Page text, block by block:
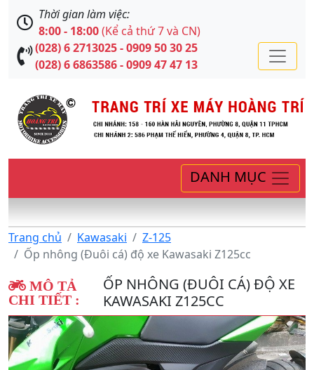
Thời gian làm việc:
8:00 - 18:00(Kể cả thứ 7 và CN)
(028) 6 2713025 - 0909 50 30 25
(028) 6 6863586 - 0909 47 47 13
DANH MỤC
Trang chủ Kawasaki
Z-125
Ốp nhông (Đuôi cá) độ xe Kawasaki Z125cc
MÔ TẢ
CHI TIẾT :
ỐP NHÔNG (ĐUÔI CÁ) ĐỘ XE
KAWASAKI Z125CC